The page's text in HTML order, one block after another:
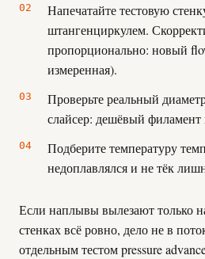
Напечатайте тестовую
штангенциркулем.
пропорционально: новый
измеренная).
Проверьте реальный
слайсер: дешёвый филамент
Подберите температуру
недоплавлялся и не тёк
Если наплывы вылезают только
стенках всё ровно, дело не в
отдельным тестом pressure